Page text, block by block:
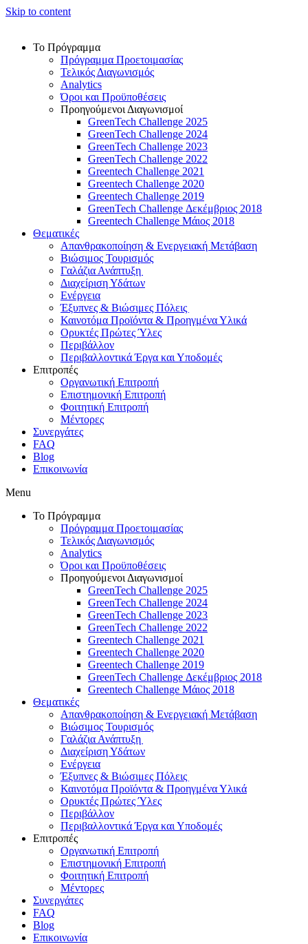
Skip to content
Το Πρόγραμμα
Πρόγραμμα Προετοιμασίας
Τελικός Διαγωνισμός
Analytics
Όροι και Προϋποθέσεις
Προηγούμενοι Διαγωνισμοί
GreenTech Challenge 2025
GreenTech Challenge 2024
GreenTech Challenge 2023
GreenTech Challenge 2022
Greentech Challenge 2021
Greentech Challenge 2020
Greentech Challenge 2019
GreenTech Challenge Δεκέμβριος 2018
Greentech Challenge Μάιος 2018
Θεματικές
Απανθρακοποίηση & Ενεργειακή Μετάβαση
Βιώσιμος Τουρισμός
Γαλάζια Ανάπτυξη
Διαχείριση Υδάτων
Ενέργεια
Έξυπνες & Βιώσιμες Πόλεις
Καινοτόμα Προϊόντα & Προηγμένα Υλικά
Ορυκτές Πρώτες Ύλες
Περιβάλλον
Περιβαλλοντικά Έργα και Υποδομές
Επιτροπές
Οργανωτική Επιτροπή
Επιστημονική Επιτροπή
Φοιτητική Επιτροπή
Μέντορες
Συνεργάτες
FAQ
Blog
Επικοινωνία
Menu
Το Πρόγραμμα
Πρόγραμμα Προετοιμασίας
Τελικός Διαγωνισμός
Analytics
Όροι και Προϋποθέσεις
Προηγούμενοι Διαγωνισμοί
GreenTech Challenge 2025
GreenTech Challenge 2024
GreenTech Challenge 2023
GreenTech Challenge 2022
Greentech Challenge 2021
Greentech Challenge 2020
Greentech Challenge 2019
GreenTech Challenge Δεκέμβριος 2018
Greentech Challenge Μάιος 2018
Θεματικές
Απανθρακοποίηση & Ενεργειακή Μετάβαση
Βιώσιμος Τουρισμός
Γαλάζια Ανάπτυξη
Διαχείριση Υδάτων
Ενέργεια
Έξυπνες & Βιώσιμες Πόλεις
Καινοτόμα Προϊόντα & Προηγμένα Υλικά
Ορυκτές Πρώτες Ύλες
Περιβάλλον
Περιβαλλοντικά Έργα και Υποδομές
Επιτροπές
Οργανωτική Επιτροπή
Επιστημονική Επιτροπή
Φοιτητική Επιτροπή
Μέντορες
Συνεργάτες
FAQ
Blog
Επικοινωνία